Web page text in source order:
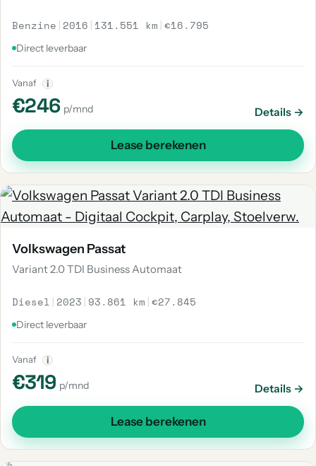
Benzine | 2016 | 131.551 km |€16.795
Direct leverbaar
Vanaf i
€246 p/mnd Details →
Lease berekenen
Volkswagen Passat
Variant 2.0 TDI Business Automaat
Diesel | 2023 | 93.861 km |€27.845
Direct leverbaar
Vanaf i
€319 p/mnd Details →
Lease berekenen